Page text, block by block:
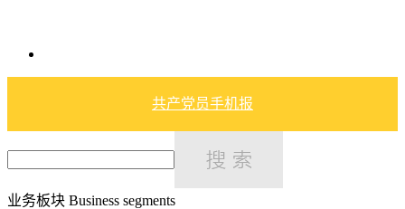
共产党员手机报
业务板块 Business segments